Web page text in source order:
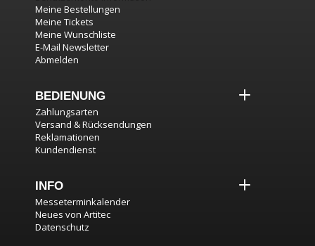
Meine Bestellungen
Meine Tickets
Meine Wunschliste
E-Mail Newsletter
Abmelden
BEDIENUNG
Zahlungsarten
Versand & Rücksendungen
Reklamationen
Kundendienst
INFO
Messeterminkalender
Neues von Artitec
Datenschutz